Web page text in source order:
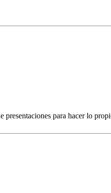
presentaciones para hacer lo